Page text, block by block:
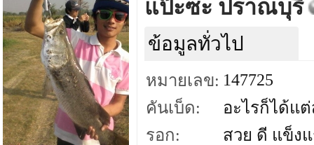
แป๊ะซะ ปราณบุรี
ข้อมูลทั่วไป
หมายเลข: 147725
คันเบ็ด:
อะไรก็ได้แ
รอก:
สวย ดี แข็ง